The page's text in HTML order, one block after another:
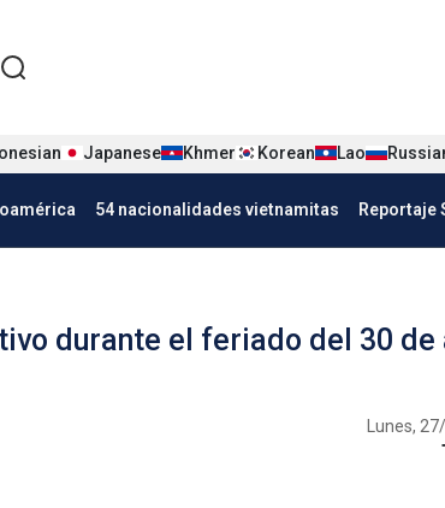
Tây ban nha
Japanese Khmer Korean Lao
54 nacionalidades vietnamitas Reportaje
durante el feriado del 30 de
Lunes,